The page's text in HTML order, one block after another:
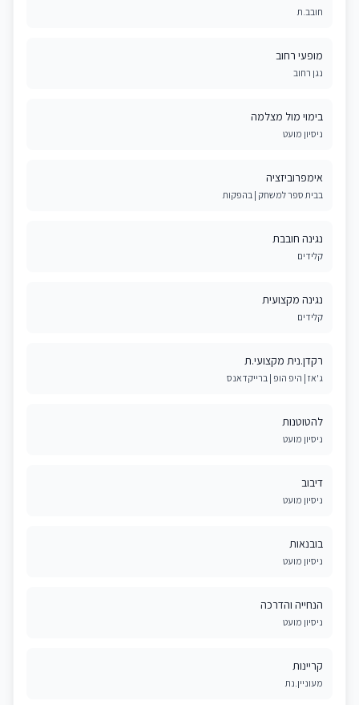
חובב.ת
מופעי רחוב
נגן רחוב
בימוי מול מצלמה
ניסיון מועט
אימפרוביזציה
בבית ספר למשחק | בהפקות
נגינה חובבת
קלידים
נגינה מקצועית
קלידים
רקדן.נית מקצועי.ת
ג'אז | היפ הופ | ברייקדאנס
להטוטנות
ניסיון מועט
דיבוב
ניסיון מועט
בובנאות
ניסיון מועט
הנחייה והדרכה
ניסיון מועט
קריינות
מעוניין.נת